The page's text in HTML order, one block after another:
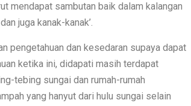
mendapat sambutan baik dalam kalangan
juga kanak-kanak’.
pengetahuan dan kesedaran supaya dapat
ketika ini, didapati masih terdapat
tebing sungai dan rumah-rumah
yang hanyut dari hulu sungai selain